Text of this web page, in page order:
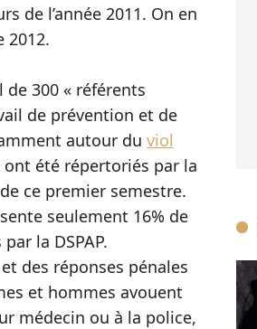
de l’année 2011. On en
2012.
300 « référents
de prévention et de
autour du viol
été répertoriés par la
ce premier semestre.
seulement 16% de
la DSPAP.
des réponses pénales
et hommes avouent
médecin ou à la police,